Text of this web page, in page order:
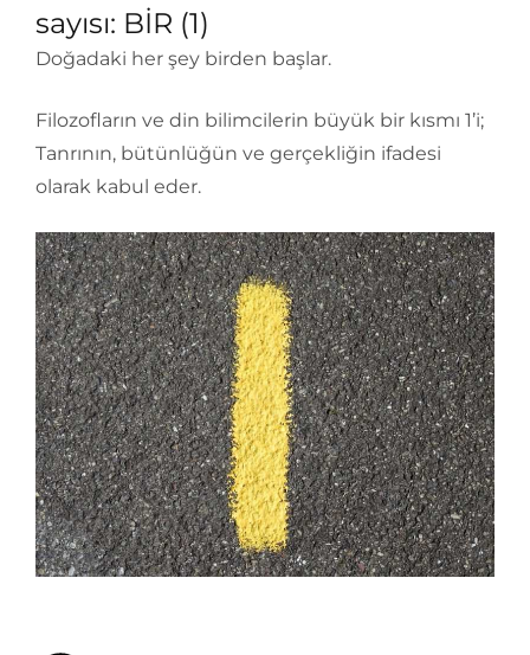
sayısı: BİR (1)
Doğadaki her şey birden başlar.
Filozofların ve din bilimcilerin büyük bir kısmı 1’i;
Tanrının, bütünlüğün ve gerçekliğin ifadesi
olarak kabul eder.